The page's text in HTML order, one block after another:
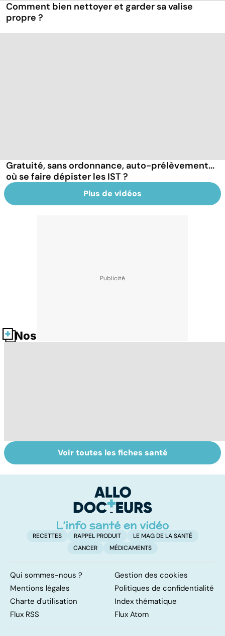
Comment bien nettoyer et garder sa valise
propre ?
Gratuité, sans ordonnance, auto-prélèvement...
où se faire dépister les IST ?
Plus de vidéos
Nos fiches santé
Suicide : prévenir
le passage à
Un rhume, ça se
soigne ?
Voir toutes les fiches santé
RECETTES RAPPEL PRODUIT
LE MAG DE LA SANTÉ
CANCER
MÉDICAMENTS
Qui sommes-nous ?
Gestion des cookies
Mentions légales
Politiques de confidentialité
Charte d'utilisation
Index thématique
Flux RSS
Flux Atom